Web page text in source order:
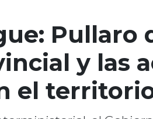
Pullaro
y las
el